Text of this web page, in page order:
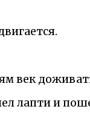
век
лапти и